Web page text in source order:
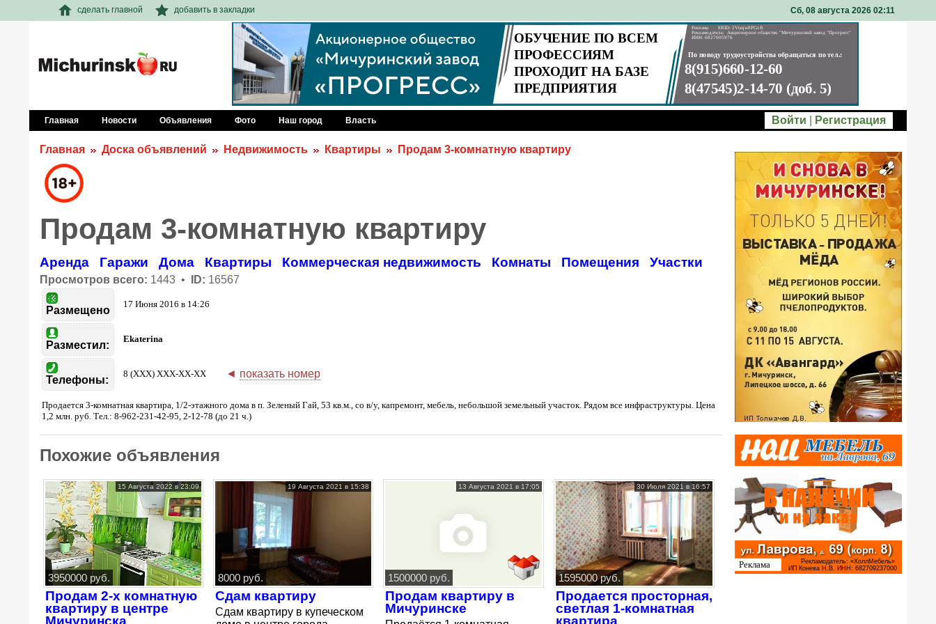
сделать главной добавить в закладки Сб, 08 августа 2026 02 11
Главная Новости Объявления Фото Наш город Власть Войти Регистрация
Главная Доска объявлений Недвижимость Квартиры Продам 3-комнатную квартиру
Продам 3-комнатную квартиру
Аренда Гаражи Дома Квартиры Коммерческая недвижимость Комнаты Помещения Участки
Просмотров всего: 1443 • ID: 16567
Размещено
17 Июня 2016 в 14:26
Разместил:
Ekaterina
Телефоны:
8 (XXX) XXX-XX-XX ◄ показать номер
Продается 3-комнатная квартира, 1/2-этажного дома в п. Зеленый Гай, 53 кв.м., со в/у, капремонт, мебель, небольшой земельный участок. Рядом все инфраструктуры. Цена
1,2 млн. руб. Тел.: 8-962-231-42-95, 2-12-78 (до 21 ч.)
Похожие объявления
15 Августа 2022 в 23:09
3950000 руб.
Продам 2-х комнатную
квартиру в центре
Мичуринска
19 Августа 2021 в 15:38
8000 руб.
Сдам квартиру
Сдам квартиру в купеческом
13 Августа 2021 в 17:05
1500000 руб.
Продам квартиру в
Мичуринске
30 Июля 2021 в 16:57
1595000 руб.
Продается просторная,
светлая 1-комнатная
квартира